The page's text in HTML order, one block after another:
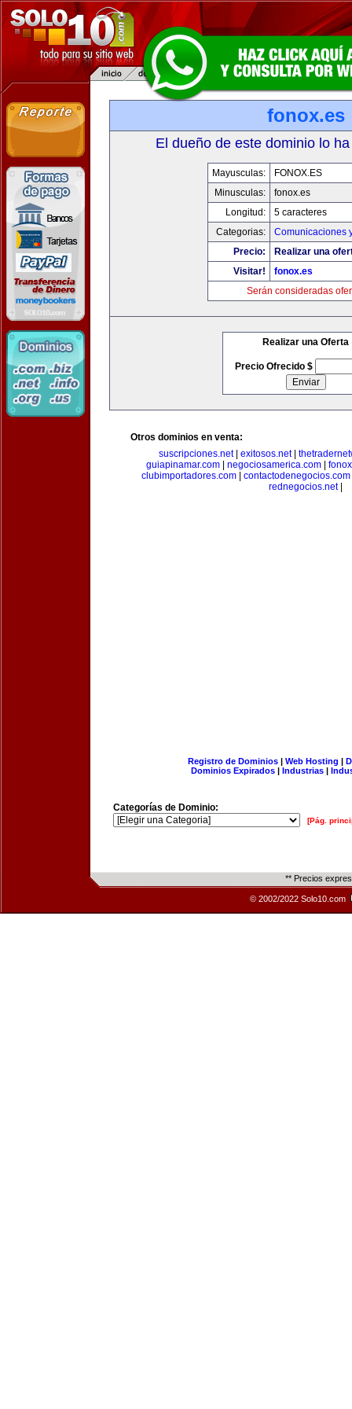
fonox.es
El dueño de este dominio lo
Mayusculas:
FONOX.ES
Minusculas:
fonox.es
Longitud:
5 caracteres
Categorias:
Comunicaciones
Precio:
Realizar una
Visitar!
fonox.es
Serán consideradas
Realizar una Oferta
Precio Ofrecido $
Otros dominios en venta:
suscripciones.net| exitosos.net|
guiapinamar.com
negociosamerica.com
clubimportadores.com
contactodenegocios.com
rednegocios.net|
Registro de Dominios| Web Hosting |
Dominios Expirados | Industrias |
Categorías de Dominio:
[Pág.
** Precios
© 2002/2022 Solo10.com